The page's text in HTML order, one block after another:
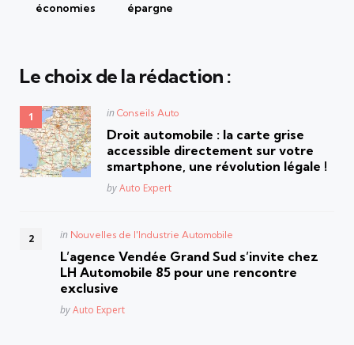
économies épargne
Le choix de la rédaction :
Posted
in Conseils Auto
Droit automobile : la carte grise
accessible directement sur votre
smartphone, une révolution légale !
Posted
byAuto Expert
Posted
in Nouvelles de l'Industrie Automobile
L’agence Vendée Grand Sud s’invite chez
LH Automobile 85 pour une rencontre
exclusive
Posted
byAuto Expert